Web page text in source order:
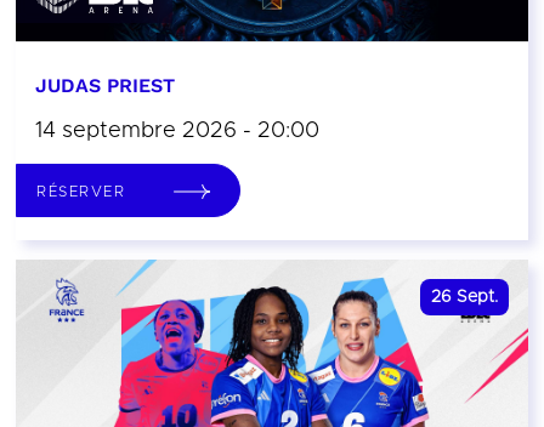
JUDAS PRIEST
14 septembre 2026 - 20:00
RÉSERVER
26 Sept.